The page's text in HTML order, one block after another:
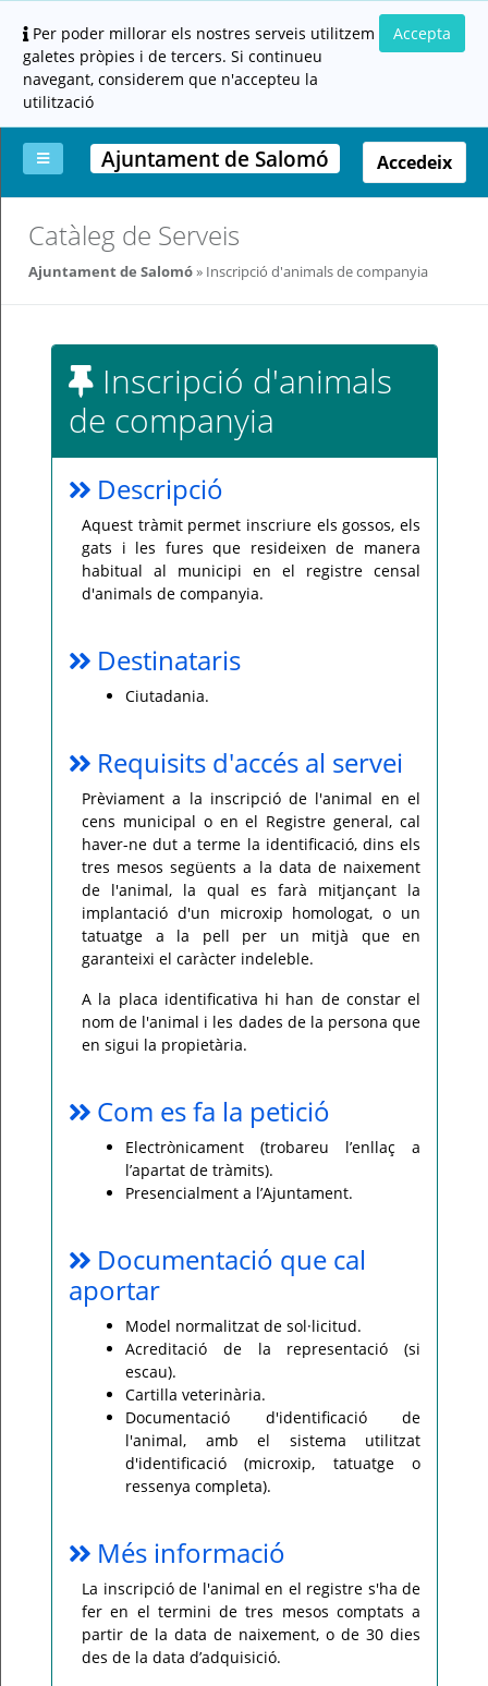
Per poder millorar els nostres serveis utilitzem
galetes pròpies i de tercers. Si continueu
navegant, considerem que n'accepteu la
utilització
Accepta
meva
documentació
ciutadana
administracions)
Ajuntament de Salomó Accedeix
Catàleg de Serveis
Ajuntament de Salomó Inscripció d'animals de companyia
Inscripció d'animals
de companyia
Descripció
Aquest tràmit permet inscriure els gossos, els
gats i les fures que resideixen de manera
habitual al municipi en el registre censal
d'animals de companyia.
Destinataris
Ciutadania.
Requisits d'accés al servei
Prèviament a la inscripció de l'animal en el
cens municipal o en el Registre general, cal
haver-ne dut a terme la identificació, dins els
tres mesos següents a la data de naixement
de l'animal, la qual es farà mitjançant la
implantació d'un microxip homologat, o un
tatuatge a la pell per un mitjà que en
garanteixi el caràcter indeleble.
A la placa identificativa hi han de constar el
nom de l'animal i les dades de la persona que
en sigui la propietària.
Com es fa la petició
Electrònicament (trobareu l’enllaç a
l’apartat de tràmits).
Presencialment a l’Ajuntament.
Documentació que cal
aportar
Model normalitzat de sol·licitud.
Acreditació de la representació (si
escau).
Cartilla veterinària.
Documentació d'identificació de
l'animal, amb el sistema utilitzat
d'identificació (microxip, tatuatge o
ressenya completa).
Més informació
La inscripció de l'animal en el registre s'ha de
fer en el termini de tres mesos comptats a
partir de la data de naixement, o de 30 dies
des de la data d’adquisició.